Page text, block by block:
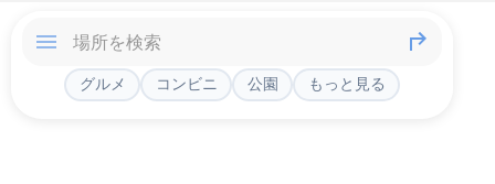
グルメ コンビニ 公園 もっと見る